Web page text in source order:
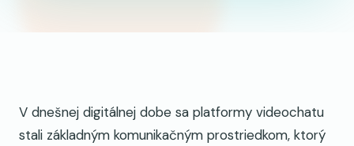
V dnešnej digitálnej dobe sa platformy videochatu
stali základným komunikačným prostriedkom, ktorý